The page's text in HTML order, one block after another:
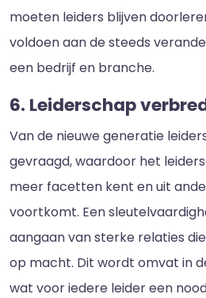
moeten leiders blijven
voldoen aan de steeds
een bedrijf en branche.
6. Leiderschap
Van de nieuwe generatie
gevraagd, waardoor het
meer facetten kent en uit
voortkomt. Een
aangaan van sterke relaties
op macht. Dit wordt omvat in
wat voor iedere leider een